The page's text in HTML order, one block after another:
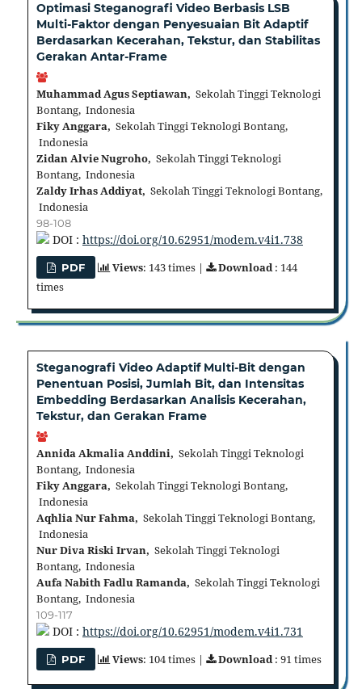
Optimasi Steganografi Video Berbasis LSB
Multi-Faktor dengan Penyesuaian Bit Adaptif
Berdasarkan Kecerahan, Tekstur, dan Stabilitas
Gerakan Antar-Frame
Muhammad Agus Septiawan, Sekolah Tinggi Teknologi
Bontang, Indonesia
Fiky Anggara, Sekolah Tinggi Teknologi Bontang,
Indonesia
Zidan Alvie Nugroho, Sekolah Tinggi Teknologi
Bontang, Indonesia
Zaldy Irhas Addiyat, Sekolah Tinggi Teknologi Bontang,
Indonesia
98-108
DOI : https://doi.org/10.62951/modem.v4i1.738
PDF Views: 143 times | Download: 144
times
Steganografi Video Adaptif Multi-Bit dengan
Penentuan Posisi, Jumlah Bit, dan Intensitas
Embedding Berdasarkan Analisis Kecerahan,
Tekstur, dan Gerakan Frame
Annida Akmalia Anddini, Sekolah Tinggi Teknologi
Bontang, Indonesia
Fiky Anggara, Sekolah Tinggi Teknologi Bontang,
Indonesia
Aqhlia Nur Fahma, Sekolah Tinggi Teknologi Bontang,
Indonesia
Nur Diva Riski Irvan, Sekolah Tinggi Teknologi
Bontang, Indonesia
Aufa Nabith Fadlu Ramanda, Sekolah Tinggi Teknologi
Bontang, Indonesia
109-117
DOI : https://doi.org/10.62951/modem.v4i1.731
PDF Views: 104 times | Download: 91 times